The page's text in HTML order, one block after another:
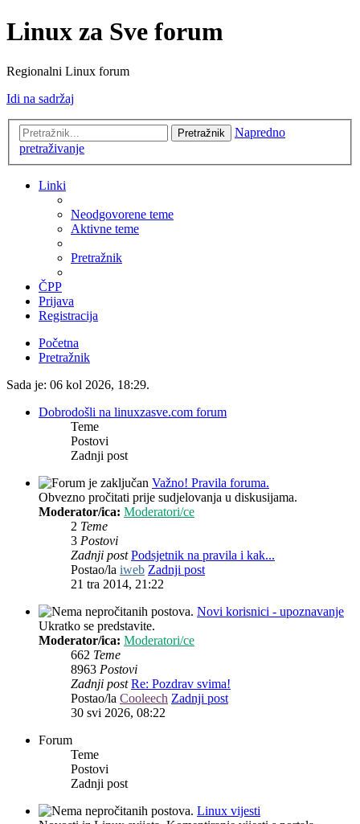
Linux za Sve forum
Regionalni Linux forum
Idi na sadržaj
Pretražnik
Napredno
pretraživanje
Linki
Neodgovorene teme
Aktivne teme
Pretražnik
ČPP
Prijava
Registracija
Početna
Pretražnik
Sada je: 06 kol 2026, 18:29.
Dobrodošli na linuxzasve.com forum
Teme
Postovi
Zadnji post
Važno! Pravila foruma.
Obvezno pročitati prije sudjelovanja u diskusijama.
Moderator/ica: Moderatori/ce
2 Teme
3 Postovi
Zadnji post Podsjetnik na pravila i kak...
Postao/la iweb Zadnji post
21 tra 2014, 21:22
Novi korisnici - upoznavanje
Ukratko se predstavite.
Moderator/ica: Moderatori/ce
662 Teme
8963 Postovi
Zadnji post Re: Pozdrav svima!
Postao/la Cooleech Zadnji post
30 svi 2026, 08:22
Forum
Teme
Postovi
Zadnji post
Linux vijesti